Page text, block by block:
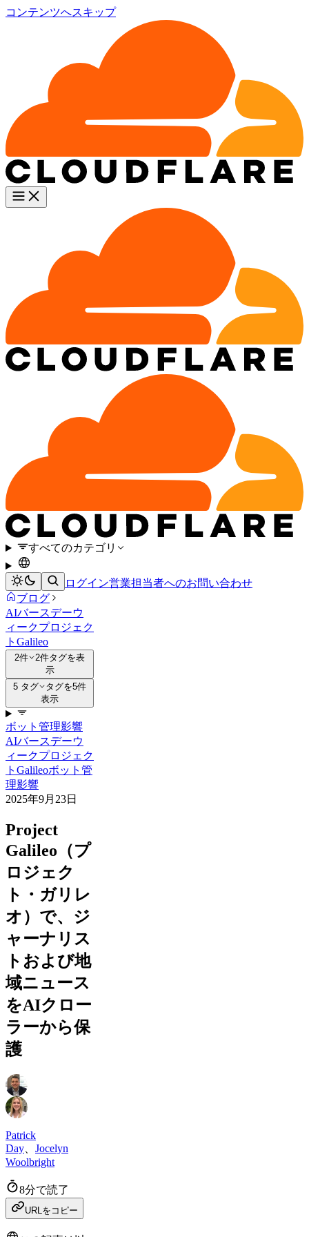
コンテンツへスキップ
すべてのカテゴリ
ログイン営業担当者へのお問い合わせ
ブログ
AIバースデーウ
ィークプロジェク
トGalileo
2件
2件タグを表
示
5 タグ
タグを5件
表示
ボット管理影響
AIバースデーウ
ィークプロジェク
トGalileoボット管
理影響
2025年9月23日
Project
Galileo（プ
ロジェク
ト・ガリレ
オ）で、ジ
ャーナリス
トおよび地
域ニュース
をAIクロー
ラーから保
護
Patrick
Day
Jocelyn
Woolbright
8分で読了
URLをコピー